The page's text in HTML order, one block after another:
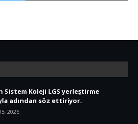
Sistem Koleji LGS yerleştirme
adından söz ettiriyor.
2026